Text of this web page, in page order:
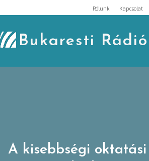
to
content
Rólunk Kapcsolat
Bukaresti Rádió
A kisebbségi